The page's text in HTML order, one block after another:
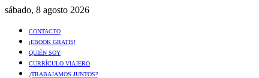
sábado, 8 agosto 2026
CONTACTO
¡EBOOK GRATIS!
QUIÉN SOY
CURRÍCULO VIAJERO
¿TRABAJAMOS JUNTOS?